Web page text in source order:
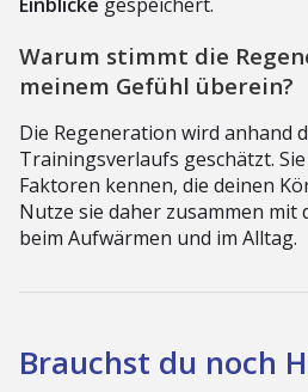
Warum stimmt die
meinem Gefühl überein?
Die Regeneration wird anhand
Trainingsverlaufs geschätzt.
Faktoren kennen, die deinen
Nutze sie daher zusammen
beim Aufwärmen und im Alltag.
Brauchst du noch